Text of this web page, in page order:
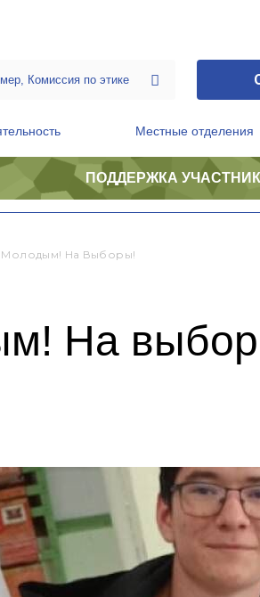
Местные отделения
ПОДДЕРЖКА
Молодым! На Выборы!
На